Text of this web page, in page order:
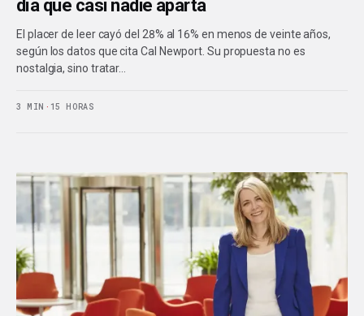
día que casi nadie aparta
El placer de leer cayó del 28% al 16% en menos de veinte años,
según los datos que cita Cal Newport. Su propuesta no es
nostalgia, sino tratar…
3 MIN · 15 HORAS